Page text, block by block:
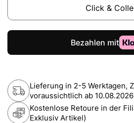
Click &
Lieferung in 2-5 Werktagen,
voraussichtlich ab 10.08.2026
Kostenlose Retoure in der
Exklusiv Artikel)